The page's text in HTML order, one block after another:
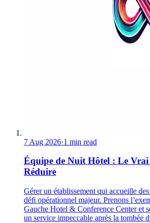
7 Aug 2026·1 min read
Équipe de Nuit Hôtel : Le
Réduire
Gérer un établissement qui accueille
défi opérationnel majeur. Prenons
Gauche Hotel & Conference Center et
un service impeccable après la tombée